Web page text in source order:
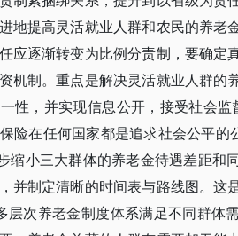
地提高灵活就业人群和农民的养老
应逐渐转变为比例分责制，要确定
机制。重点是解决灵活就业人群的
性，并实现信息公开，接受社会
险在任何国家都是追求社会公平的
缩小三大群体的养老金待遇差距和
并制定清晰的时间表与路线图。这
层次养老金制度体系满足不同群体